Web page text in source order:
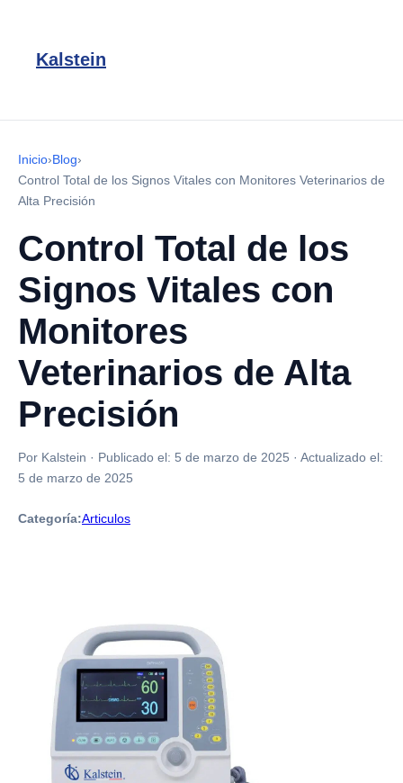
Kalstein
Inicio›Blog›
Control Total de los Signos Vitales con Monitores Veterinarios de
Alta Precisión
Control Total de los
Signos Vitales con
Monitores
Veterinarios de Alta
Precisión
Por Kalstein · Publicado el: 5 de marzo de 2025 · Actualizado el:
5 de marzo de 2025
Categoría:Articulos